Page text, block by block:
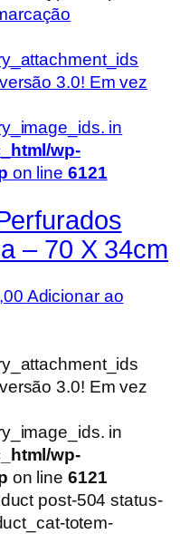
3.0! Em vez
in
wp-
on line 6121
– 70 X 34cm
O
é:
R$15.200,00.
Adicionar ao
3.0! Em vez
in
wp-
on line 6121
post-504 status-
totem-